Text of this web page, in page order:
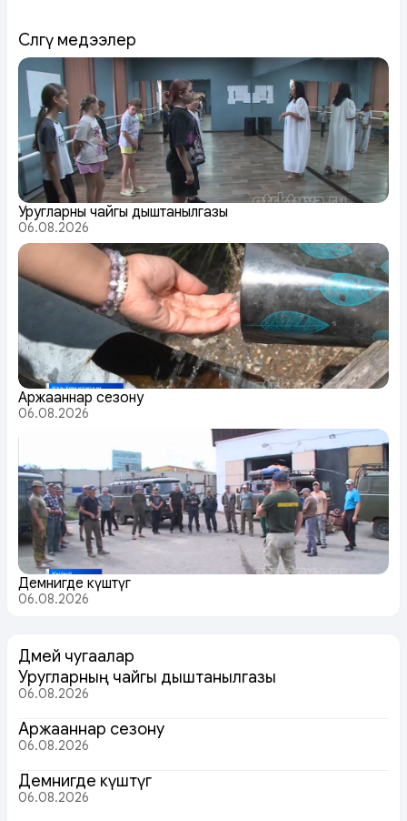
Сөөлгү медээлер
Уругларның чайгы дыштанылгазы
06.08.2026
Аржааннар сезону
06.08.2026
Демнигде күштүг
06.08.2026
Дөмей чугаалар
Уругларның чайгы дыштанылгазы
06.08.2026
Аржааннар сезону
06.08.2026
Демнигде күштүг
06.08.2026